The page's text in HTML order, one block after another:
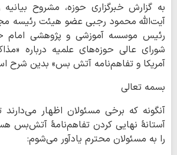
آیت‌الله محمود رجبی عضو هیئت رئیسه
رئیس موسسه آموزشی و پژوهشی امام
شورای عالی حوزه‌های علمیه درباره
آمریکا و تفاهم‌نامه آتش بس» بدین شرح
بسمه تعالی
آنگونه که برخی مسئولان اظهار می‌دارند
آستانۀ نهایی کردن تفاهم‌نامۀ آتش‌بس
را به مسئولان محترم یادآور می‌شوم: